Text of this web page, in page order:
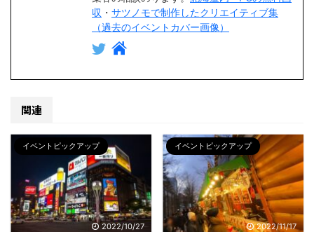
収 ・ サツノモで制作したクリエイティブ集
（過去のイベントカバー画像）
関連
イベントピックアップ
2022/10/27
イベントピックアップ
2022/11/17